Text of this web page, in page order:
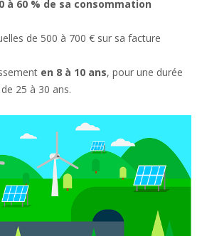
à 60 % de sa consommation
de 500 à 700 € sur sa facture
en 8 à 10 ans, pour une durée
25 à 30 ans.